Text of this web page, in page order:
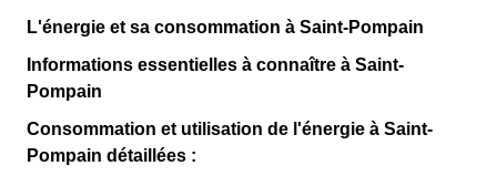
L'énergie et sa consommation à Saint-Pompain
Informations essentielles à connaître à Saint-
Pompain
Consommation et utilisation de l'énergie à Saint-
Pompain détaillées :